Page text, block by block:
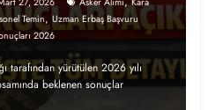
Temin, Uzman Erbaş Başvuru
2026
tarafından yürütülen 2026 yılı
beklenen sonuçlar